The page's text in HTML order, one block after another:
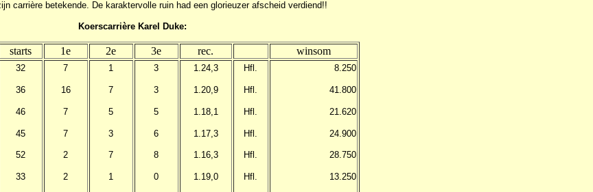
carrière betekende. De karaktervolle ruin had een glorieuzer afscheid verdiend!!
Koerscarrière Karel Duke:
starts 1e 2e 3e rec. winsom
32
36
46
45
52
33
7
16
7
7
2
2
1
7
5
3
7
1
3
3
5
6
8
0
1.24,3
1.20,9
1.18,1
1.17,3
1.16,3
1.19,0
Hfl.
Hfl.
Hfl.
Hfl.
Hfl.
Hfl.
8.250
41.800
21.620
24.900
28.750
13.250